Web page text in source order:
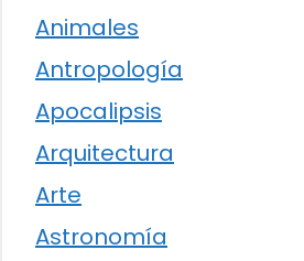
Animales
Antropología
Apocalipsis
Arquitectura
Arte
Astronomía